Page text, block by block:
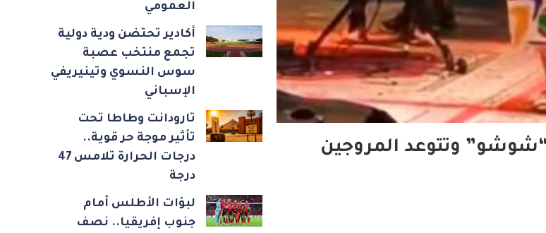
“شوشو” وتتوعد المروجين
العمومي
أكادير تحتضن ودية دولية
تجمع منتخب عصبة
سوس النسوي وتينيريفي
الإسباني
تارودانت وطاطا تحت
تأثير موجة حر قوية..
درجات الحرارة تلامس 47
درجة
لبؤات الأطلس أمام
جنوب إفريقيا.. نصف